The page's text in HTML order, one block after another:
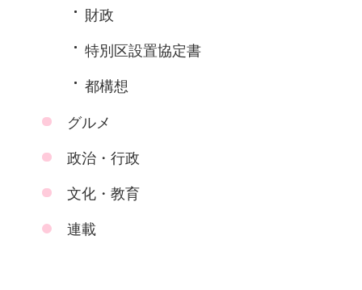
財政
特別区設置協定書
都構想
グルメ
政治・行政
文化・教育
連載